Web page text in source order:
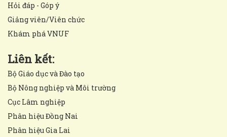
Hỏi đáp - Góp ý
Giảng viên/Viên chức
Khám phá VNUF
Liên kết:
Bộ Giáo dục và Đào tạo
Bộ Nông nghiệp và Môi trường
Cục Lâm nghiệp
Phân hiệu Đồng Nai
Phân hiệu Gia Lai